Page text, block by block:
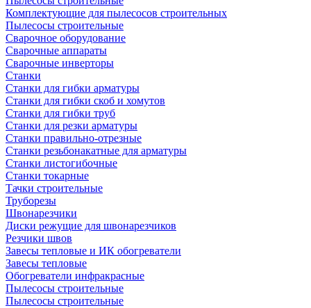
Комплектующие для пылесосов строительных
Пылесосы строительные
Сварочное оборудование
Сварочные аппараты
Сварочные инверторы
Станки
Станки для гибки арматуры
Станки для гибки скоб и хомутов
Станки для гибки труб
Станки для резки арматуры
Станки правильно-отрезные
Станки резьбонакатные для арматуры
Станки листогибочные
Станки токарные
Тачки строительные
Труборезы
Швонарезчики
Диски режущие для швонарезчиков
Резчики швов
Завесы тепловые и ИК обогреватели
Завесы тепловые
Обогреватели инфракрасные
Пылесосы строительные
Пылесосы строительные